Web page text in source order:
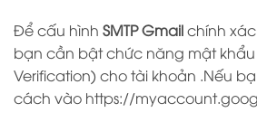
Để cấu hình SMTP Gmailchính
bạn cần bật chức năng mật khẩu
Verification) cho tài khoản .Nếu
cách vào https://